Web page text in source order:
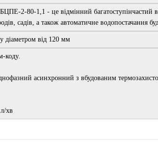
2-80-1,1 - це відмінний багатоступінчастий
садів, а також автоматичне водопостачання
діаметром від 120 мм
коду.
асинхронний з вбудованим
хв